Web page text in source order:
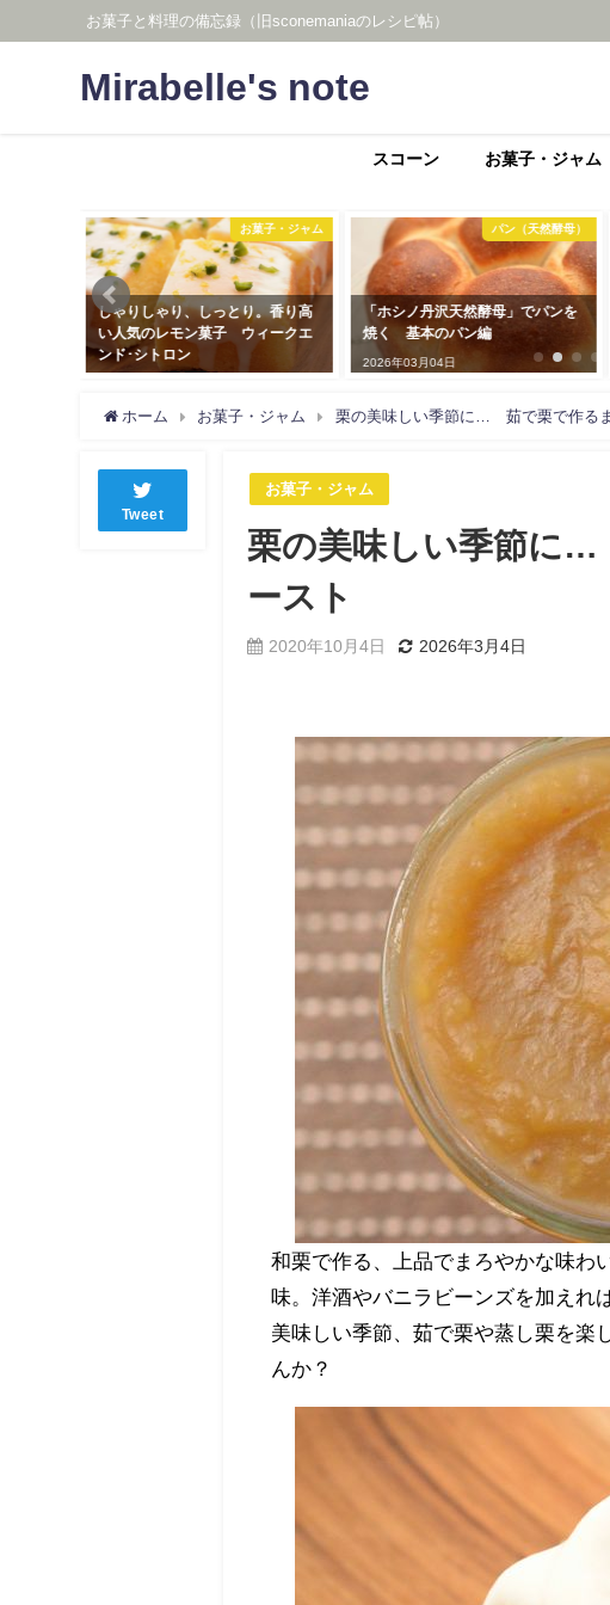
お菓子と料理の備忘録（旧sconemaniaのレシピ帖）
Mirabelle's note
スコーン お菓子・ジャム
お菓子・ジャム
、しっとり。香り高
モン菓子 ウィークエ
パン（天然酵母）
「ホシノ丹沢天然酵母」でパンを
焼く 基本のパン編
素朴でエレガントな
ヴィクトリアサンドイ
2026年03月04日
ホーム お菓子・ジャム 栗の美味しい季節に… 茹で栗で作る
Tweet
お菓子・ジャム
栗の美味しい季節に
ースト
2020年10月4日 2026年3月4日
和栗で作る、上品でまろやかな味わ
味。洋酒やバニラビーンズを加えれ
美味しい季節、茹で栗や蒸し栗を楽
んか？